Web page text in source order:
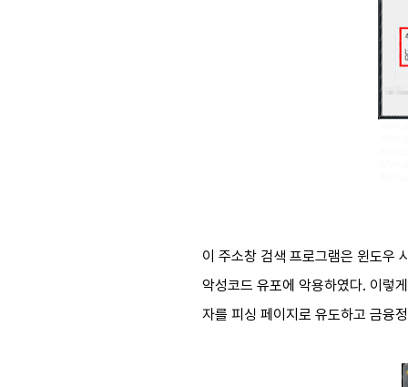
이 주소창 검색 프로그램은 윈도우
악성코드 유포에 악용하였다. 이렇
자를 피싱 페이지로 유도하고 금융